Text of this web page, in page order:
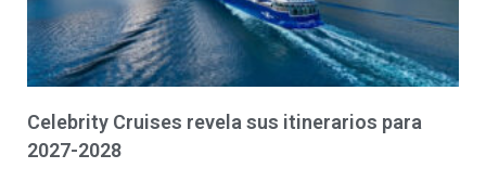
Celebrity Cruises revela sus itinerarios para
2027-2028